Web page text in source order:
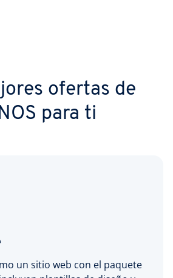
ofertas de
para ti
un sitio web con el paquete